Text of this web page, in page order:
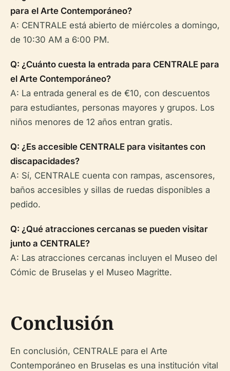
para el Arte Contemporáneo?
A: CENTRALE está abierto de miércoles a domingo,
de 10:30 AM a 6:00 PM.
Q: ¿Cuánto cuesta la entrada para CENTRALE para
el Arte Contemporáneo?
A: La entrada general es de €10, con descuentos
para estudiantes, personas mayores y grupos. Los
niños menores de 12 años entran gratis.
Q: ¿Es accesible CENTRALE para visitantes con
discapacidades?
A: Sí, CENTRALE cuenta con rampas, ascensores,
baños accesibles y sillas de ruedas disponibles a
pedido.
Q: ¿Qué atracciones cercanas se pueden visitar
junto a CENTRALE?
A: Las atracciones cercanas incluyen el Museo del
Cómic de Bruselas y el Museo Magritte.
Conclusión
En conclusión, CENTRALE para el Arte
Contemporáneo en Bruselas es una institución vital